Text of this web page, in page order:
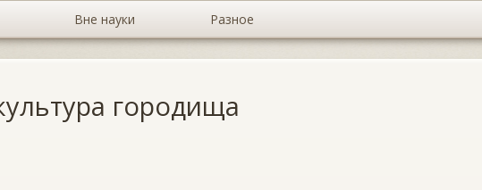
Вне науки Разное
городища